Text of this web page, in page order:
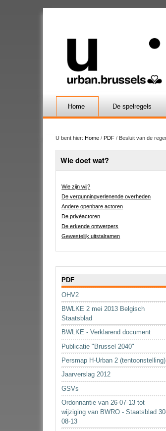
Home De spelregels
U bent hier: Home / PDF / Besluit van de
Wie doet wat?
Wie zijn wij?
De vergunningverlenende overheden
Andere openbare actoren
De privéactoren
De erkende ontwerpers
Gewestelijk uitstalramen
PDF
OHV2
BWLKE 2 mei 2013 Belgisch
Staatsblad
BWLKE - Verklarend document
Publicatie "Brussel 2040"
Persmap H-Urban 2 (tentoonstelling)
Jaarverslag 2012
GSVs
Ordonnantie van 26-07-13 tot
wijziging van BWRO - Staatsblad
08-13